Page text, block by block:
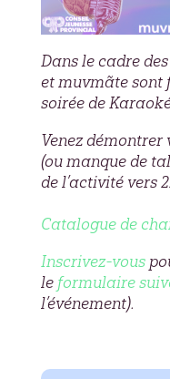
Dans le cadre des
et muvmãte sont
soirée de
Venez
(ou manque de
de l’activité vers
Catalogue de
Inscrivez-vous
le formulaire
l’événement).